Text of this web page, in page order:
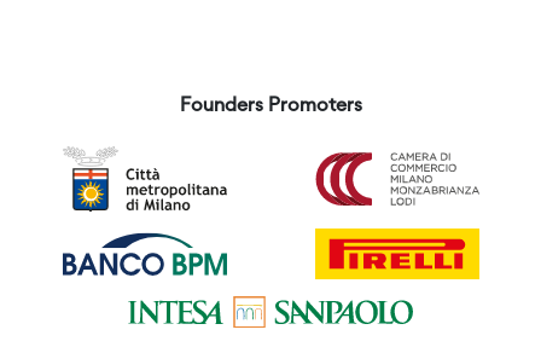
Founders Promoters